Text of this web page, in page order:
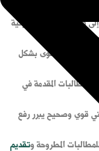
قوانين وأنظمة قانونية
السعودية.
في الدعوى بشكل
المطالبات المقدمة في
قوي وصحيح يبرر رفع
المطروحة وتقديم